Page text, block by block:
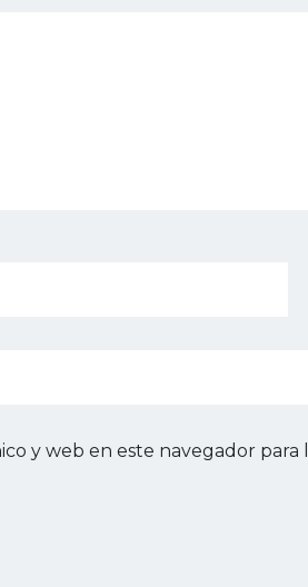
y web en este navegador